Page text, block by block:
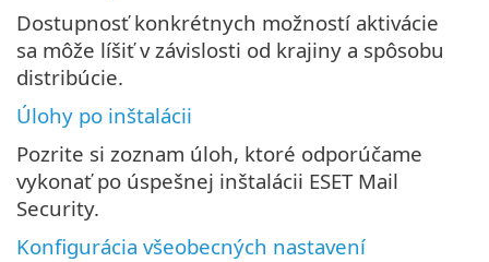
Dostupnosť konkrétnych možností aktivácie
sa môže líšiť v závislosti od krajiny a spôsobu
distribúcie.
Úlohy po inštalácii
Pozrite si zoznam úloh, ktoré odporúčame
vykonať po úspešnej inštalácii ESET Mail
Security.
Konfigurácia všeobecných nastavení